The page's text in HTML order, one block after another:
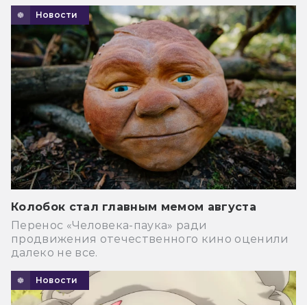
Новости
Колобок стал главным мемом августа
Перенос «Человека-паука» ради
продвижения отечественного кино оценили
далеко не все.
Новости